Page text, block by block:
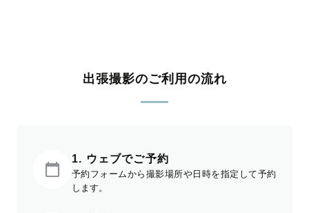
出張撮影のご利用の流れ
1. ウェブでご予約
予約フォームから撮影場所や日時を指定して予約
します。